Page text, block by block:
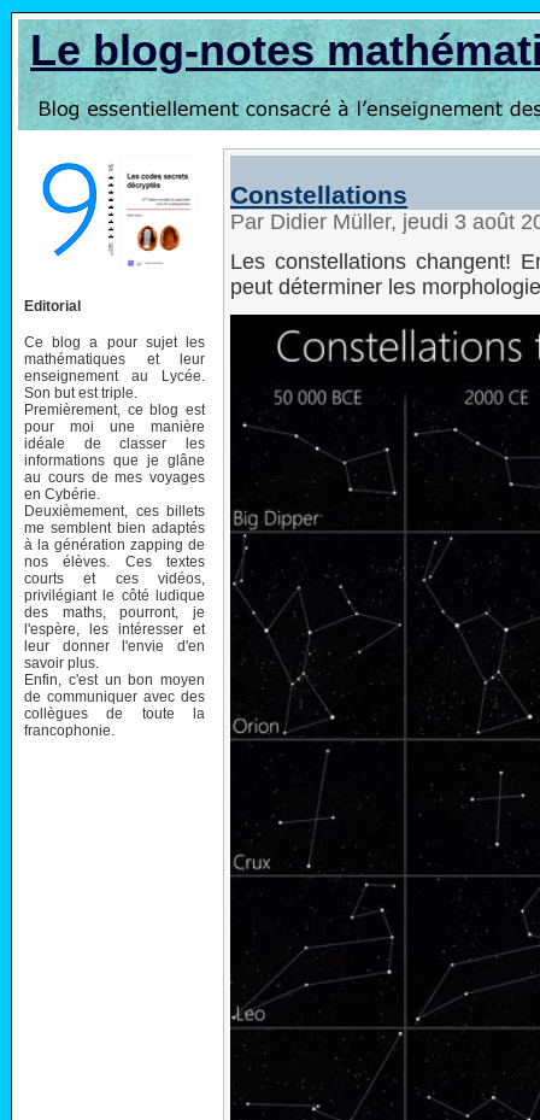
Le blog-notes
Editorial
Ce blog a pour sujet les
mathématiques et leur
enseignement au Lycée.
Son but est triple.
Premièrement, ce blog est
pour moi une manière
idéale de classer les
informations que je glâne
au cours de mes voyages
en Cybérie.
Deuxièmement, ces billets
me semblent bien adaptés
à la génération zapping de
nos élèves. Ces textes
courts et ces vidéos,
privilégiant le côté ludique
des maths, pourront, je
l'espère, les intéresser et
leur donner l'envie d'en
savoir plus.
Enfin, c'est un bon moyen
de communiquer avec des
collègues de toute la
francophonie.
Constellations
Par Didier Müller, jeudi 3 août
Les constellations changent!
peut déterminer les